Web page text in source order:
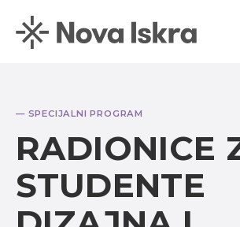
— SPECIJALNI PROGRAM
RADIONICE
STUDENTE